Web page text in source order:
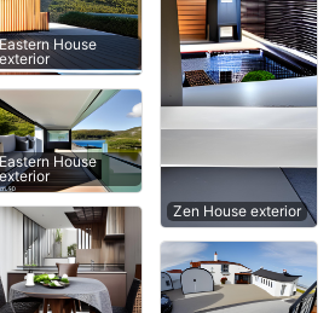
House
exterior
House
Zen House exterior